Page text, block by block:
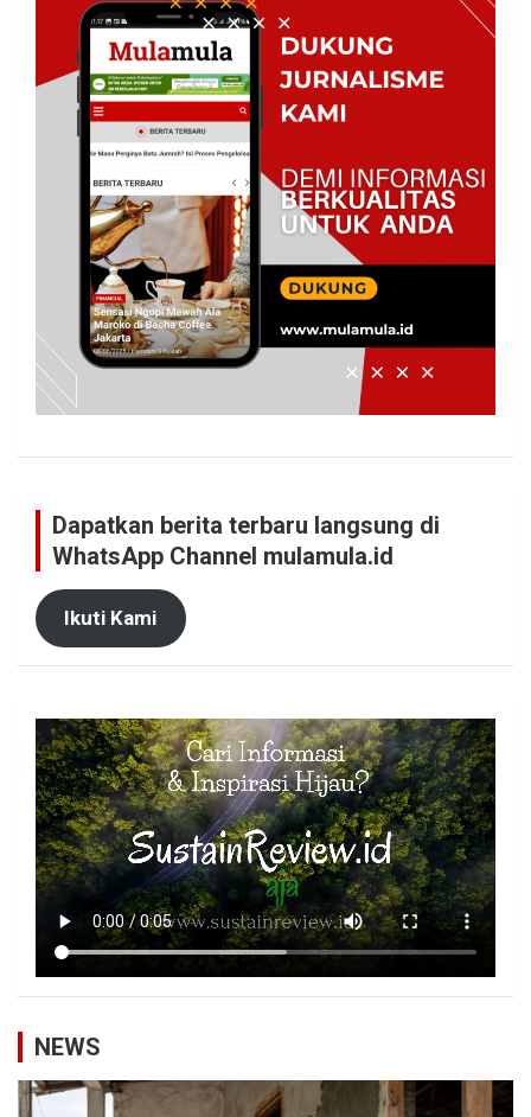
Dapatkan berita terbaru langsung di
WhatsApp Channel mulamula.id
Ikuti Kami
NEWS